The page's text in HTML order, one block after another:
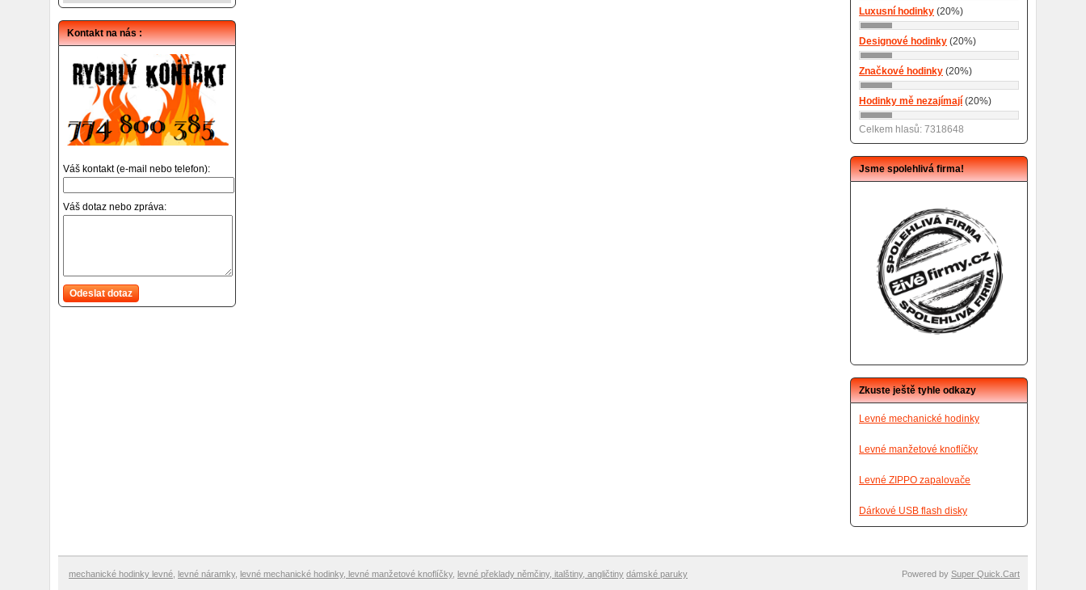
Kontakt na nás :
Váš kontakt (e-mail nebo telefon):
Váš dotaz nebo zpráva:
Odeslat dotaz
Luxusní hodinky (20%)
Designové hodinky (20%)
Značkové hodinky (20%)
Hodinky mě nezajímají (20%)
Celkem hlasů: 7318648
Jsme spolehlivá firma!
Zkuste ještě tyhle odkazy
Levné mechanické hodinky
Levné manžetové knoflíčky
Levné ZIPPO zapalovače
Dárkové USB flash disky
Powered by Super Quick.Cart
mechanické hodinky levné levné náramky, levné mechanické hodinky, levné manžetové knoflíčky, levné překlady němčiny, italštiny, angličtiny dámské paruky